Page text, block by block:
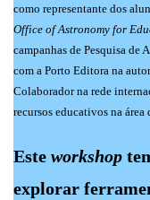
como representante dos
Office of Astronomy for
campanhas de Pesquisa de
com a Porto Editora na
Colaborador na rede
recursos educativos na área
Este workshop
explorar